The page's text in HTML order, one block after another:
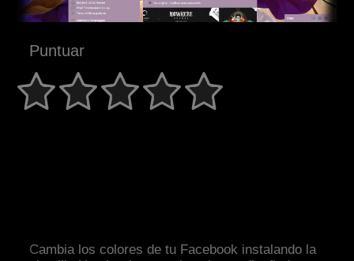
Puntuar
Cambia los colores de tu Facebook instalando la